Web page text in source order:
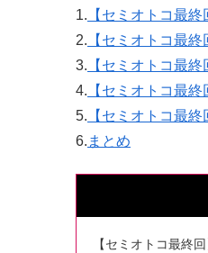
1. 【セミオトコ最
2. 【セミオトコ最
3. 【セミオトコ最
4. 【セミオトコ最
5. 【セミオトコ最
6. まとめ
【セミオトコ最終